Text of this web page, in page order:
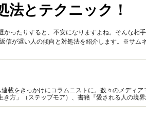
法とテクニック！
ったりすると、不安になりますよね。そんな相
信が遅い人の傾向と対処法を紹介します。※サム
載をきっかけにコラムニストに。数々のメディ
き方」（ステップモア）、書籍『愛される人の
中経出版)など。